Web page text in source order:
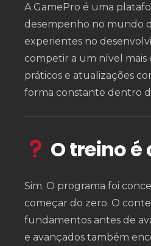
A GamePro é uma
desempenho no mundo
experientes no
competir a um nível mais
práticos e atualizações
forma constante dentro
O treino
Sim. O programa foi
começar do zero. O
fundamentos antes de
e avançados também